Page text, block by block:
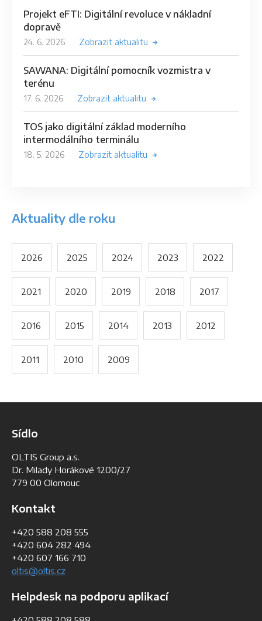
Projekt eFTI: Digitální revoluce v nákladní
dopravě
24. 6. 2026 Zobrazit aktualitu
SAWANA: Digitální pomocník vozmistra v
terénu
17. 6. 2026 Zobrazit aktualitu
TOS jako digitální základ moderního
intermodálního terminálu
18. 5. 2026 Zobrazit aktualitu
Aktuality dle roku
2026 2025 2024 2023 2022
2021 2020 2019 2018 2017
2016 2015 2014 2013 2012
2011 2010 2009
Sídlo
OLTIS Group a.s.
Dr. Milady Horákové 1200/27
779 00 Olomouc
Kontakt
+420 588 208 555
+420 604 282 494
+420 607 166 710
oltis@oltis.cz
Helpdesk na podporu aplikací